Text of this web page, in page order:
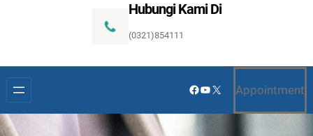
Hubungi Kami Di
(0321)854111
Facebook
YouTube
X Appointment